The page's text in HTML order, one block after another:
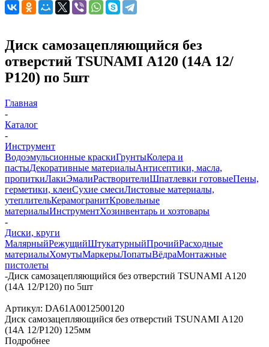
Диск самозацепляющийся без
отверстий TSUNAMI А120 (14А 12/
Р120) по 5шт
Главная
-
Каталог
-
Инструмент
Водоэмульсионные краскиГрунтыКолера и
пастыДекоративные материалыАнтисептики, масла,
пропиткиЛакиЭмалиРастворителиШпатлевки готовыеПены,
герметики, клеиСухие смесиЛистовые материалы,
утеплительКерамогранитКровельные
материалыИнструментХозинвентарь и хозтовары
-
Диски, круги
МалярныйРежущийШтукатурныйПрочийРасходные
материалыХомутыМаркерыЛопатыВёдраМонтажные
пистолеты
-Диск самозацепляющийся без отверстий TSUNAMI А120
(14А 12/Р120) по 5шт
Артикул: DA61A0012500120
Диск самозацепляющийся без отверстий TSUNAMI А120
(14А 12/Р120) 125мм
Подробнее